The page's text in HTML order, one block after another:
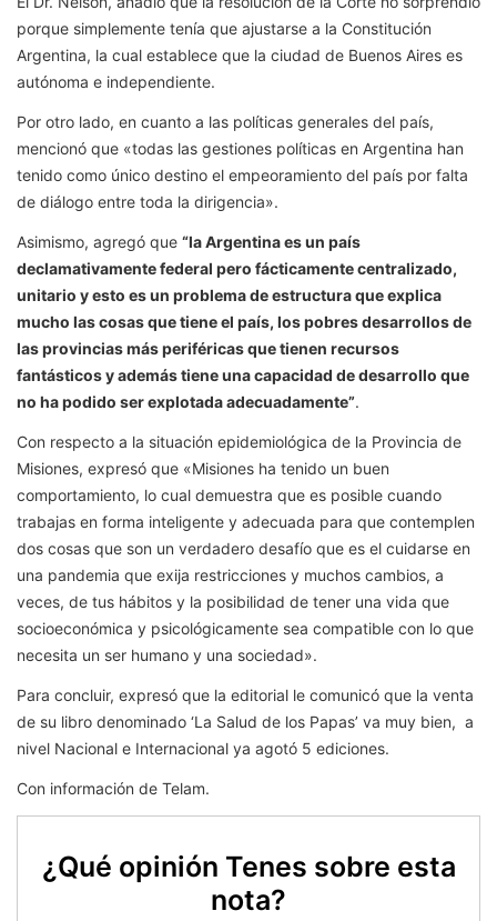
porque simplemente tenía que ajustarse a la Constitución
Argentina, la cual establece que la ciudad de Buenos Aires es
autónoma e independiente.
Por otro lado, en cuanto a las políticas generales del país,
mencionó que «todas las gestiones políticas en Argentina han
tenido como único destino el empeoramiento del país por falta
de diálogo entre toda la dirigencia».
Asimismo, agregó que “la Argentina es un país
declamativamente federal pero fácticamente centralizado,
unitario y esto es un problema de estructura que explica
mucho las cosas que tiene el país, los pobres desarrollos de
las provincias más periféricas que tienen recursos
fantásticos y además tiene una capacidad de desarrollo que
no ha podido ser explotada adecuadamente”.
Con respecto a la situación epidemiológica de la Provincia de
Misiones, expresó que «Misiones ha tenido un buen
comportamiento, lo cual demuestra que es posible cuando
trabajas en forma inteligente y adecuada para que contemplen
dos cosas que son un verdadero desafío que es el cuidarse en
una pandemia que exija restricciones y muchos cambios, a
veces, de tus hábitos y la posibilidad de tener una vida que
socioeconómica y psicológicamente sea compatible con lo que
necesita un ser humano y una sociedad».
Para concluir, expresó que la editorial le comunicó que la venta
de su libro denominado ‘La Salud de los Papas’ va muy bien, a
nivel Nacional e Internacional ya agotó 5 ediciones.
Con información de Telam.
¿Qué opinión Tenes sobre esta
nota?